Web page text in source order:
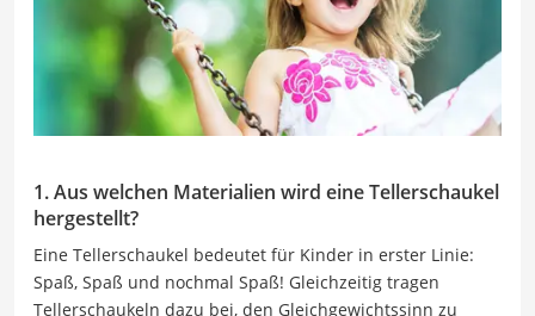
1. Aus welchen Materialien wird eine Tellerschaukel
hergestellt?
Eine Tellerschaukel bedeutet für Kinder in erster Linie:
Spaß, Spaß und nochmal Spaß! Gleichzeitig tragen
Tellerschaukeln dazu bei, den Gleichgewichtssinn zu